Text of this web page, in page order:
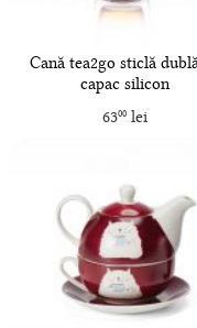
Cană tea2go sticlă
capac silicon
6300lei